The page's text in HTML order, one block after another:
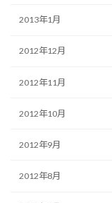
2013年1月
2012年12月
2012年11月
2012年10月
2012年9月
2012年8月